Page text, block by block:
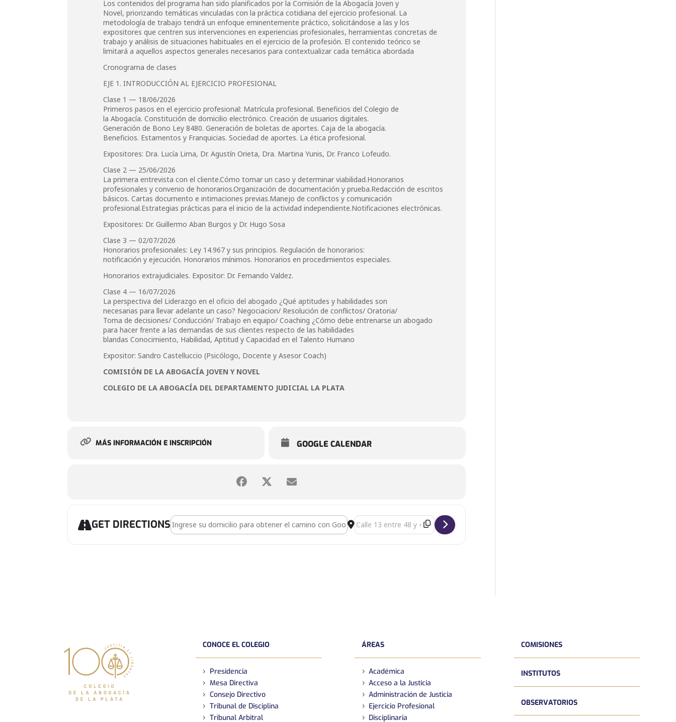
Los contenidos del programa han sido planificados por la Comisión de la Abogacía Joven y
Novel, priorizando temáticas vinculadas con la práctica cotidiana del ejercicio profesional. La
metodología de trabajo tendrá un enfoque eminentemente práctico, solicitándose a las y los
expositores que centren sus intervenciones en experiencias profesionales, herramientas concretas de
trabajo y análisis de situaciones habituales en el ejercicio de la profesión. El contenido teórico se
limitará a aquellos aspectos generales necesarios para contextualizar cada temática abordada
Cronograma de clases
EJE 1. INTRODUCCIÓN AL EJERCICIO PROFESIONAL
Clase 1 — 18/06/2026
Primeros pasos en el ejercicio profesional: Matrícula profesional. Beneficios del Colegio de
la Abogacía. Constitución de domicilio electrónico. Creación de usuarios digitales.
Generación de Bono Ley 8480. Generación de boletas de aportes. Caja de la abogacía.
Beneficios. Estamentos y Franquicias. Sociedad de aportes. La ética profesional.
Expositores: Dra. Lucía Lima, Dr. Agustín Orieta, Dra. Martina Yunis, Dr. Franco Lofeudo.
Clase 2 — 25/06/2026
La primera entrevista con el cliente.Cómo tomar un caso y determinar viabilidad.Honorarios
profesionales y convenio de honorarios.Organización de documentación y prueba.Redacción de escritos
básicos. Cartas documento e intimaciones previas.Manejo de conflictos y comunicación
profesional.Estrategias prácticas para el inicio de la actividad independiente.Notificaciones electrónicas.
Expositores: Dr. Guillermo Aban Burgos y Dr. Hugo Sosa
Clase 3 — 02/07/2026
Honorarios profesionales: Ley 14.967 y sus principios. Regulación de honorarios:
notificación y ejecución. Honorarios mínimos. Honorarios en procedimientos especiales.
Honorarios extrajudiciales. Expositor: Dr. Fernando Valdez.
Clase 4 — 16/07/2026
La perspectiva del Liderazgo en el oficio del abogado ¿Qué aptitudes y habilidades son
necesarias para llevar adelante un caso? Negociacion/ Resolución de conflictos/ Oratoria/
Toma de decisiones/ Conducción/ Trabajo en equipo/ Coaching ¿Cómo debe entrenarse un abogado
para hacer frente a las demandas de sus clientes respecto de las habilidades
blandas Conocimiento, Habilidad, Aptitud y Capacidad en el Talento Humano
Expositor: Sandro Castelluccio (Psicólogo, Docente y Asesor Coach)
COMISIÓN DE LA ABOGACÍA JOVEN Y NOVEL
COLEGIO DE LA ABOGACÍA DEL DEPARTAMENTO JUDICIAL LA PLATA
MÁS INFORMACIÓN E INSCRIPCIÓN GOOGLE CALENDAR
GET DIRECTIONSAddress - 2DO PROGRAMA DE INICIACIÓN PROFESIONAL [TeadU6nzB]Destination Address - 2DO PROGRAMA DE INICIACIÓN PROFESIONAL [BVeVQP2XQ]
CONOCE EL COLEGIO
Presidencia
Mesa Directiva
Consejo Directivo
Tribunal de Disciplina
Tribunal Arbitral
ÁREAS
Académica
Acceso a la Justicia
Administración de Justicia
Ejercicio Profesional
Disciplinaria
COMISIONES
INSTITUTOS
OBSERVATORIOS